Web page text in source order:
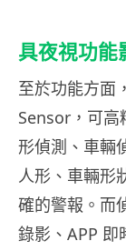
具夜視功能
至於功能方面
Sensor，可高
形偵測、車輛
人形、車輛形
確的警報。而
錄影、APP 即